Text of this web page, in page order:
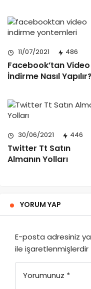
11/07/2021 486
Facebook’tan Video
İndirme Nasıl
30/06/2021 446
Twitter Tt Satın
Almanın Yolları
YORUM YAP
E-posta adresiniz
ile işaretlenmişlerdir
Yorumunuz *